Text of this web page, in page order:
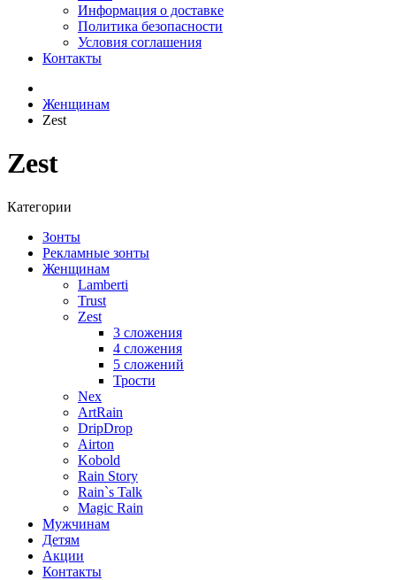
Информация о доставке
Политика безопасности
Условия соглашения
Контакты
Женщинам
Zest
Zest
Категории
Зонты
Рекламные зонты
Женщинам
Lamberti
Trust
Zest
3 сложения
4 сложения
5 сложений
Трости
Nex
ArtRain
DripDrop
Airton
Kobold
Rain Story
Rain`s Talk
Magic Rain
Мужчинам
Детям
Акции
Контакты